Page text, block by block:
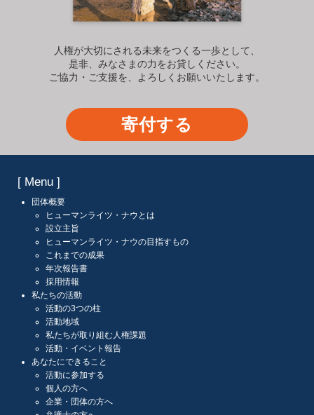
人権が大切にされる未来をつくる一歩として、
是非、みなさまの力をお貸しください。
ご協力・ご支援を、よろしくお願いいたします。
寄付する
[ Menu ]
団体概要
ヒューマンライツ・ナウとは
設立主旨
ヒューマンライツ・ナウの目指すもの
これまでの成果
年次報告書
採用情報
私たちの活動
活動の3つの柱
活動地域
私たちが取り組む人権課題
活動・イベント報告
あなたにできること
活動に参加する
個人の方へ
企業・団体の方へ